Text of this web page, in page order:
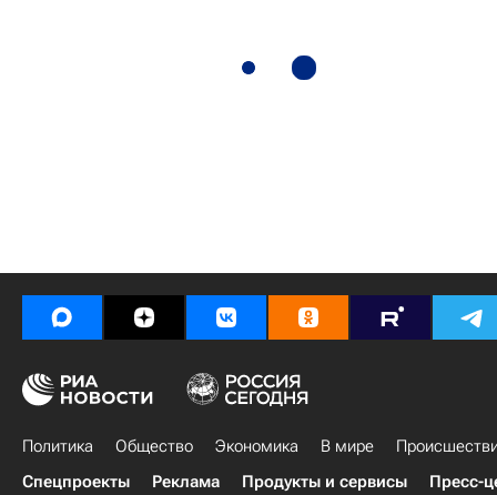
Политика Общество Экономика В мире
Спецпроекты
Реклама Продукты и сервисы Пресс-